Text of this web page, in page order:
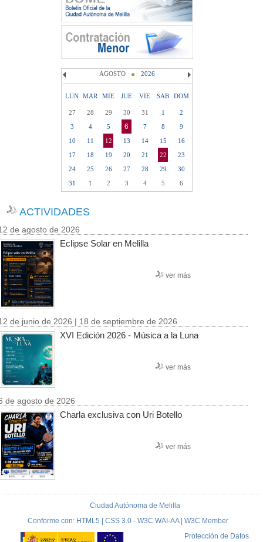
AGOSTO 2026
LUN MAR MIE JUE VIE SAB DOM
27 28 29 30 31 1
2
3
4 5 6 7 8
9
10
11 12 13 14 15
16
17
18 19 20 21 22
23
24
25 26 27 28 29
30
31
1 2 3 4 5 6
ACTIVIDADES
de agosto de 2026
Eclipse Solar en Melilla
ver más
de junio de 2026 | 18 de septiembre de 2026
XVI Edición 2026 - Música a la Luna
ver más
de agosto de 2026
Charla exclusiva con Uri Botello
ver más
Ciudad Autónoma de Melilla
Conforme con: HTML5 | CSS 3.0 - W3C WAI-AA | W3C Member
Protección de Datos